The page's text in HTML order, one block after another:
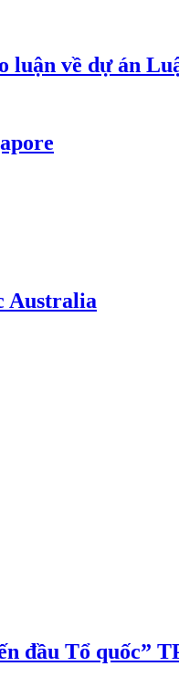
luận về dự án
Australia
đầu Tổ quốc”